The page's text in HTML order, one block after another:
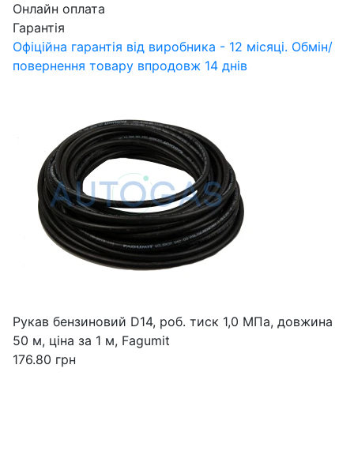
Онлайн оплата
Гарантія
Офіційна гарантія від виробника - 12 місяці. Обмін/
повернення товару впродовж 14 днів
Рукав бензиновий D14, роб. тиск 1,0 МПа, довжина
50 м, ціна за 1 м, Fagumit
176.80 грн